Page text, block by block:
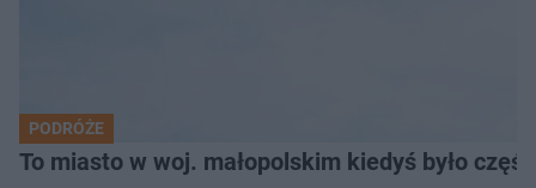
PODRÓŻE
To miasto w woj. małopolskim kiedyś było